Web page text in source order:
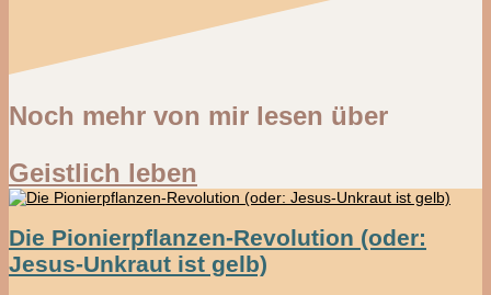
Noch mehr von mir lesen über
Geistlich leben
Die Pionierpflanzen-Revolution (oder:
Jesus-Unkraut ist gelb)